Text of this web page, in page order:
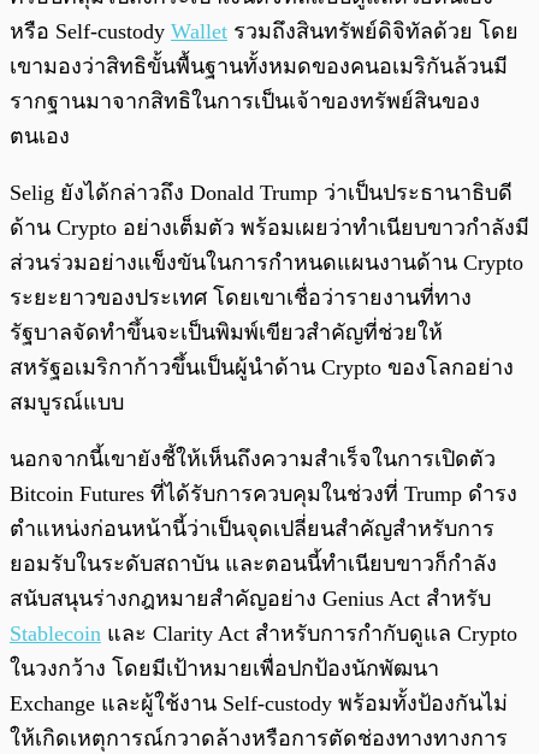
หรือ Self-custody Wallet รวมถึงสินทรัพย์ดิจิทัลด้วย โดย
เขามองว่าสิทธิขั้นพื้นฐานทั้งหมดของคนอเมริกันล้วนมี
รากฐานมาจากสิทธิในการเป็นเจ้าของทรัพย์สินของ
ตนเอง
Selig ยังได้กล่าวถึง Donald Trump ว่าเป็นประธานาธิบดี
ด้าน Crypto อย่างเต็มตัว พร้อมเผยว่าทำเนียบขาวกำลังมี
ส่วนร่วมอย่างแข็งขันในการกำหนดแผนงานด้าน Crypto
ระยะยาวของประเทศ โดยเขาเชื่อว่ารายงานที่ทาง
รัฐบาลจัดทำขึ้นจะเป็นพิมพ์เขียวสำคัญที่ช่วยให้
สหรัฐอเมริกาก้าวขึ้นเป็นผู้นำด้าน Crypto ของโลกอย่าง
สมบูรณ์แบบ
นอกจากนี้เขายังชี้ให้เห็นถึงความสำเร็จในการเปิดตัว
Bitcoin Futures ที่ได้รับการควบคุมในช่วงที่ Trump ดำรง
ตำแหน่งก่อนหน้านี้ว่าเป็นจุดเปลี่ยนสำคัญสำหรับการ
ยอมรับในระดับสถาบัน และตอนนี้ทำเนียบขาวก็กำลัง
สนับสนุนร่างกฎหมายสำคัญอย่าง Genius Act สำหรับ
Stablecoin และ Clarity Act สำหรับการกำกับดูแล Crypto
ในวงกว้าง โดยมีเป้าหมายเพื่อปกป้องนักพัฒนา
Exchange และผู้ใช้งาน Self-custody พร้อมทั้งป้องกันไม่
ให้เกิดเหตุการณ์กวาดล้างหรือการตัดช่องทางทางการ